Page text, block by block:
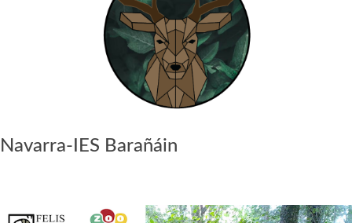
Navarra-IES Barañáin